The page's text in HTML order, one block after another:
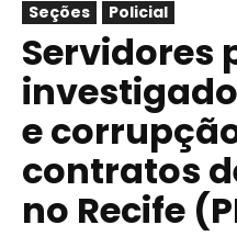
Seções Policial
Servidores
e
contratos
no Recife